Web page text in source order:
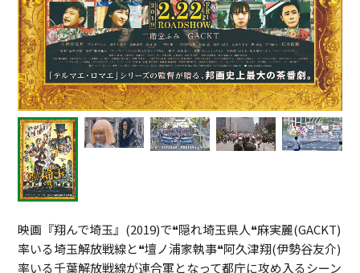
映画『翔んで埼玉』(2019)で❝隠れ埼玉県人❝麻実麗(GACKT)
率いる埼玉解放戦線と❝壇ノ浦家執事❝阿久津翔(伊勢谷友介)
率いる千葉解放戦線が連合軍となって都庁に攻め入るシーン